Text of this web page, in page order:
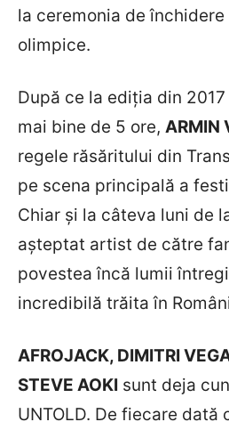
la ceremonia de
olimpice.
După ce la ediția din
mai bine de 5 ore, ARMIN
regele răsăritului din
pe scena principală a
Chiar și la câteva luni de
așteptat artist de către
povestea încă lumii
incredibilă trăita în
AFROJACK, DIMITRI
STEVE AOKI sunt deja
UNTOLD. De fiecare dată